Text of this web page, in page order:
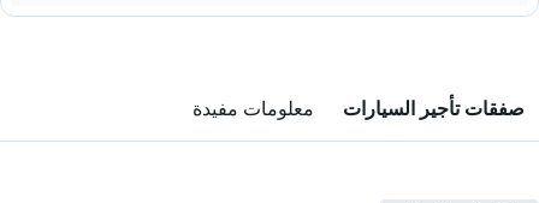
صفقات تأجير السيارات معلومات مفيدة